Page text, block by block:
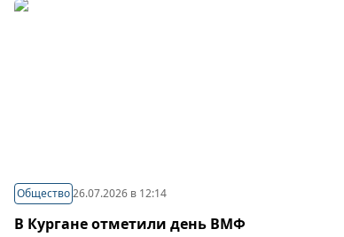
Общество 26.07.2026 в 12:14
В Кургане отметили день ВМФ